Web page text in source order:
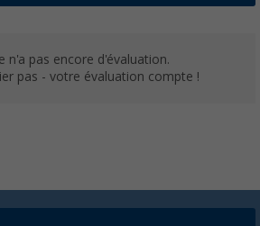
n'a pas encore d'évaluation.
pas - votre évaluation compte !